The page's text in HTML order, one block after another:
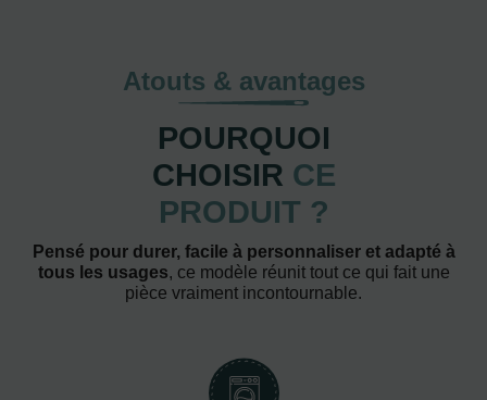
Atouts & avantages
POURQUOI
CHOISIR CE
PRODUIT ?
Pensé pour durer, facile à personnaliser et adapté à
tous les usages, ce modèle réunit tout ce qui fait une
pièce vraiment incontournable.